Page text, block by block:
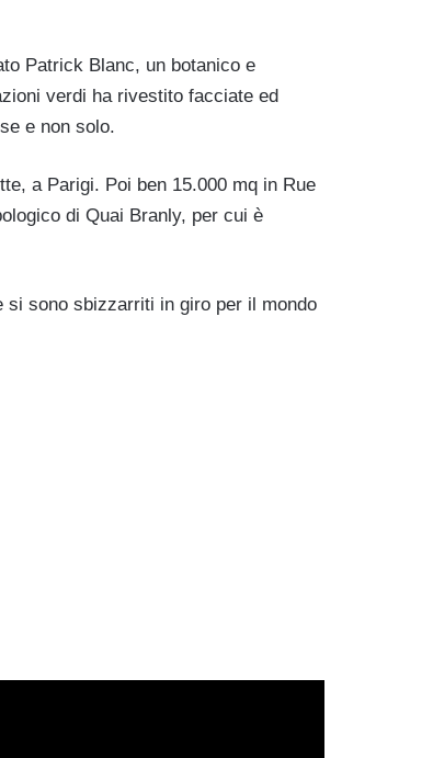
Patrick Blanc, un botanico e
verdi ha rivestito facciate ed
e non solo.
a Parigi. Poi ben 15.000 mq in Rue
di Quai Branly, per cui è
si sono sbizzarriti in giro per il mondo